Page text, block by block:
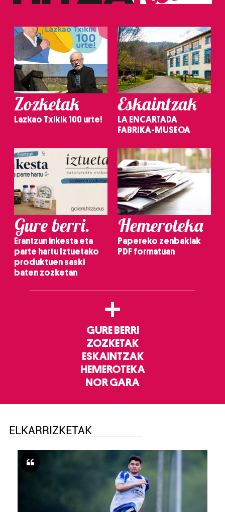
Zozketak
Lazkao Txikik 100 urte!
Eskaintzak
LA ENCARTADA
FABRIKA-MUSEOA
Gure berri.
Erantzun inkesta eta
parte hartu Iztuetako
produktuen saski
baten zozketan
Hemeroteka
Papereko zenbakiak
PDF formatuan
+
GURE BERRI
ZOZKETAK
ESKAINTZAK
HEMEROTEKA
NOR GARA
ELKARRIZKETAK